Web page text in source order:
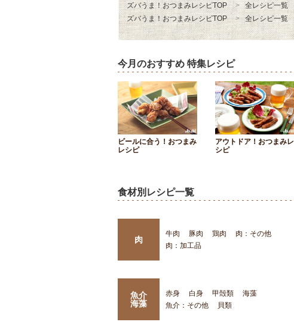
ズバうま！おつまみレシピTOP 全レシピ一覧
ズバうま！おつまみレシピTOP
全レシピ一覧
今月のおすすめ 特集レシピ
ビールに合う！おつまみ
レシピ
アウトドア！おつまみレ
シピ
食材別レシピ一覧
肉
牛肉 豚肉 鶏肉
肉：その他
肉：加工品
魚介
海藻
赤身 白身 甲殻類
海藻
魚介：その他
貝類